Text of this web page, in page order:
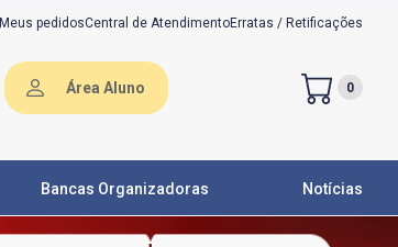
Meus pedidosCentral de AtendimentoErratas / Retificações
Área Aluno 0
Bancas Organizadoras Notícias